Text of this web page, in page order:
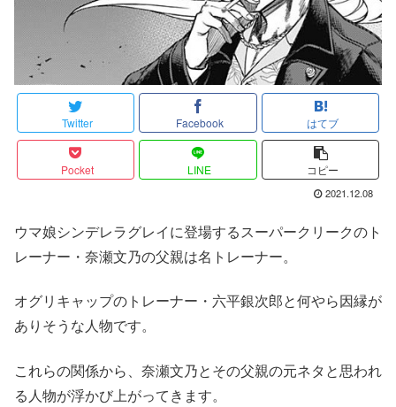
Twitter Facebook はてブ
Pocket LINE コピー
2021.12.08
ウマ娘シンデレラグレイに登場するスーパークリークのト
レーナー・奈瀬文乃の父親は名トレーナー。
オグリキャップのトレーナー・六平銀次郎と何やら因縁が
ありそうな人物です。
これらの関係から、奈瀬文乃とその父親の元ネタと思われ
る人物が浮かび上がってきます。